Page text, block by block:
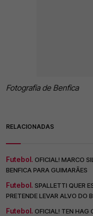
Fotografia de Benfica
RELACIONADAS
Futebol. OFICIAL! MARCO
BENFICA PARA GUIMARÃES
Futebol. SPALLETTI QUER
PRETENDE LEVAR ALVO DO
Futebol. OFICIAL! TEN HAG